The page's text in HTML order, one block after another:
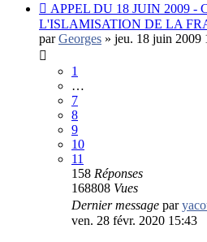
APPEL DU 18 JUIN 2009 -
L'ISLAMISATION DE LA
parGeorges » jeu. 18 juin 2009
1
…
7
8
9
10
11
158 Réponses
168808 Vues
Dernier message par
ven. 28 févr. 2020 15:43